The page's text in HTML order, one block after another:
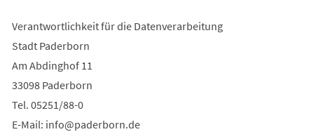
Verantwortlichkeit für die Datenverarbeitung
Stadt Paderborn
Am Abdinghof 11
33098 Paderborn
Tel. 05251/88-0
E-Mail: info paderborn de